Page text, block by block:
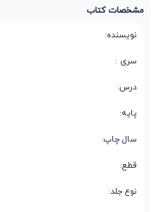
مشخصات کتاب
نویسنده:
سری :
درس:
پایه:
سال چاپ:
قطع:
نوع جلد: